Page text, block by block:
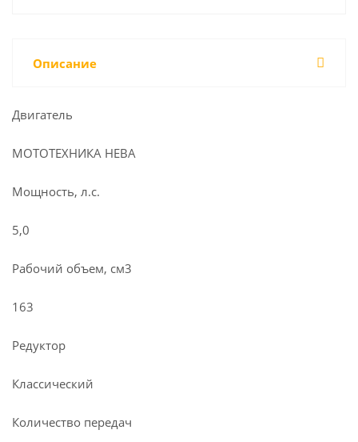
Описание
Двигатель
МОТОТЕХНИКА НЕВА
Мощность, л.с.
5,0
Рабочий объем, см3
163
Редуктор
Классический
Количество передач